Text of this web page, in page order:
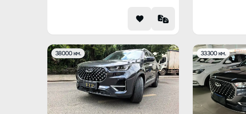
38000 км. 33300 км.